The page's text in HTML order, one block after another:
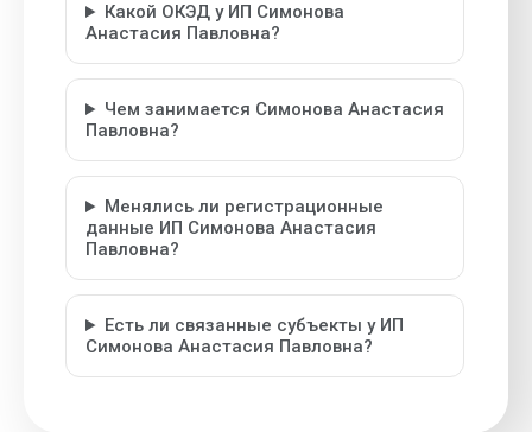
Какой ОКЭД у ИП Симонова
Анастасия Павловна?
Чем занимается Симонова Анастасия
Павловна?
Менялись ли регистрационные
данные ИП Симонова Анастасия
Павловна?
Есть ли связанные субъекты у ИП
Симонова Анастасия Павловна?